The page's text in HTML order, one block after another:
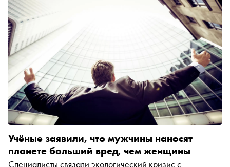
Учёные заявили, что мужчины наносят
планете больший вред, чем женщины
Специалисты связали экологический кризис с